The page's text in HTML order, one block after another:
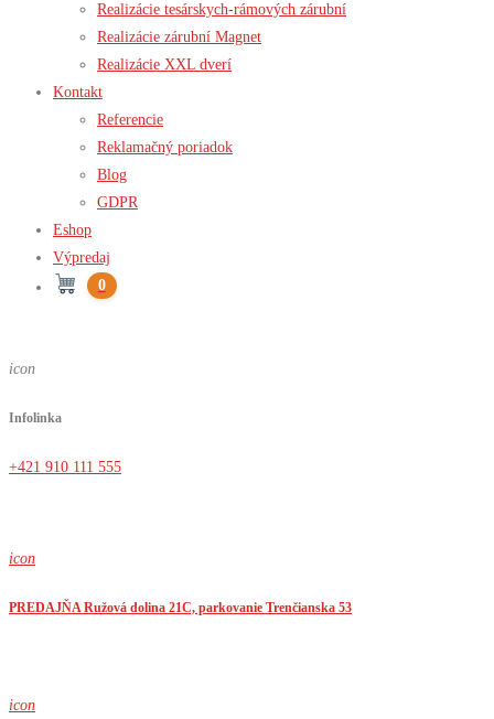
Realizácie tesárskych-rámových zárubní
Realizácie zárubní Magnet
Realizácie XXL dverí
Kontakt
Referencie
Reklamačný poriadok
Blog
GDPR
Eshop
Výpredaj
0
icon
Infolinka
+421 910 111 555
icon
PREDAJŇA Ružová dolina 21C, parkovanie Trenčianska 53
icon